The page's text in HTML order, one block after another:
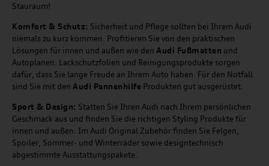
Stauraum!
Komfort & Schutz: Sicherheit und Pflege sollten bei Ihrem Audi
niemals zu kurz kommen. Profitieren Sie von den praktischen
Lösungen für innen und außen wie den Audi Fußmatten und
Autoplanen. Lackschutzfolien und Reinigungsprodukte sorgen
dafür, dass Sie lange Freude an Ihrem Auto haben. Für den Notfall
sind Sie mit den Audi Pannenhilfe Produkten gut ausgerüstet.
Sport & Design: Statten Sie Ihren Audi nach Ihrem persönlichen
Geschmack aus und finden Sie die richtigen Styling Produkte für
innen und außen. Im Audi Original Zubehör finden Sie Felgen,
Spoiler, Sommer- und Winterräder sowie designtechnisch
abgestimmte Ausstattungspakete.